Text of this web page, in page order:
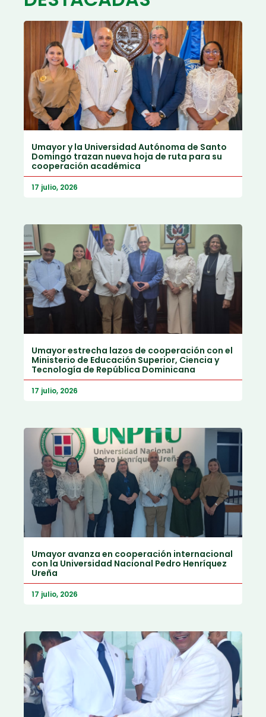
Umayor y la Universidad Autónoma de Santo
Domingo trazan nueva hoja de ruta para su
cooperación académica
17 julio, 2026
Umayor estrecha lazos de cooperación con el
Ministerio de Educación Superior, Ciencia y
Tecnología de República Dominicana
17 julio, 2026
Umayor avanza en cooperación internacional
con la Universidad Nacional Pedro Henríquez
Ureña
17 julio, 2026